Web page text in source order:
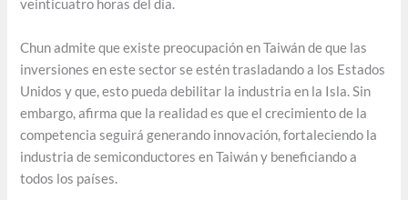
veinticuatro horas del día.
Chun admite que existe preocupación en Taiwán de que las
inversiones en este sector se estén trasladando a los Estados
Unidos y que, esto pueda debilitar la industria en la Isla. Sin
embargo, afirma que la realidad es que el crecimiento de la
competencia seguirá generando innovación, fortaleciendo la
industria de semiconductores en Taiwán y beneficiando a
todos los países.